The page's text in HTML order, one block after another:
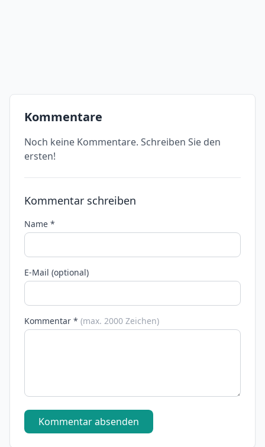
Kommentare
Noch keine Kommentare. Schreiben Sie den
ersten!
Kommentar schreiben
Name *
E-Mail (optional)
Kommentar * (max. 2000 Zeichen)
Kommentar absenden